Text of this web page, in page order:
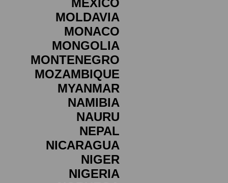
MEXICO
MOLDAVIA
MONACO
MONGOLIA
MONTENEGRO
MOZAMBIQUE
MYANMAR
NAMIBIA
NAURU
NEPAL
NICARAGUA
NIGER
NIGERIA